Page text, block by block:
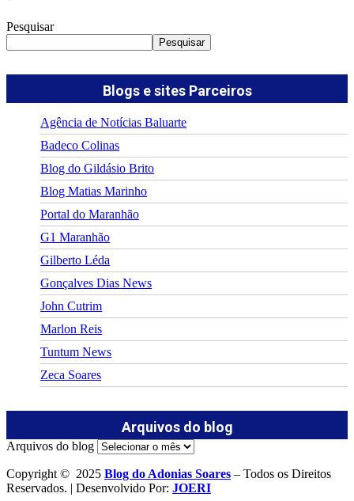
Pesquisar
Pesquisar
Blogs e sites Parceiros
Agência de Notícias Baluarte
Badeco Colinas
Blog do Gildásio Brito
Blog Matias Marinho
Portal do Maranhão
G1 Maranhão
Gilberto Léda
Gonçalves Dias News
John Cutrim
Marlon Reis
Tuntum News
Zeca Soares
Arquivos do blog
Arquivos do blog
Copyright © 2025 Blog do Adonias Soares – Todos os Direitos
Reservados. | Desenvolvido Por: JOERI